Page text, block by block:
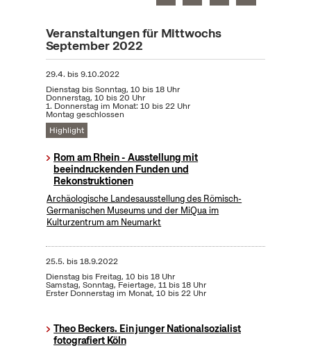
Veranstaltungen für Mittwochs
September 2022
29.4. bis9.10.2022
Dienstag bis Sonntag, 10 bis 18 Uhr
Donnerstag, 10 bis 20 Uhr
1. Donnerstag im Monat: 10 bis 22 Uhr
Montag geschlossen
Highlight
Rom am Rhein - Ausstellung mit
beeindruckenden Funden und
Rekonstruktionen
Archäologische Landesausstellung des Römisch-
Germanischen Museums und der MiQua im
Kulturzentrum am Neumarkt
25.5. bis18.9.2022
Dienstag bis Freitag, 10 bis 18 Uhr
Samstag, Sonntag, Feiertage, 11 bis 18 Uhr
Erster Donnerstag im Monat, 10 bis 22 Uhr
Theo Beckers. Ein junger Nationalsozialist
fotografiert Köln